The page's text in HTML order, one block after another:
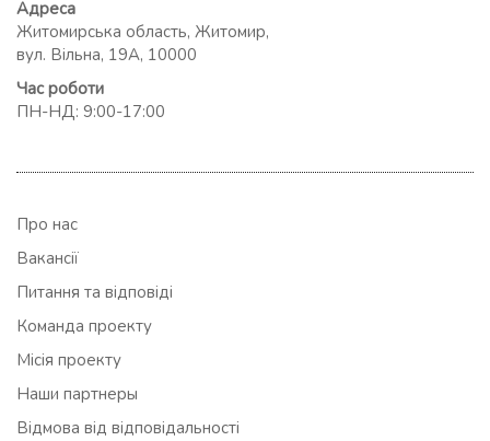
Адреса
Житомирська область, Житомир,
вул. Вільна, 19А, 10000
Час роботи
ПН-НД: 9:00-17:00
Про нас
Вакансії
Питання та відповіді
Команда проекту
Місія проекту
Наши партнеры
Відмова від відповідальності